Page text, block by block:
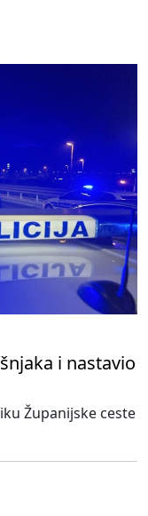
i nastavio
Županijske ceste